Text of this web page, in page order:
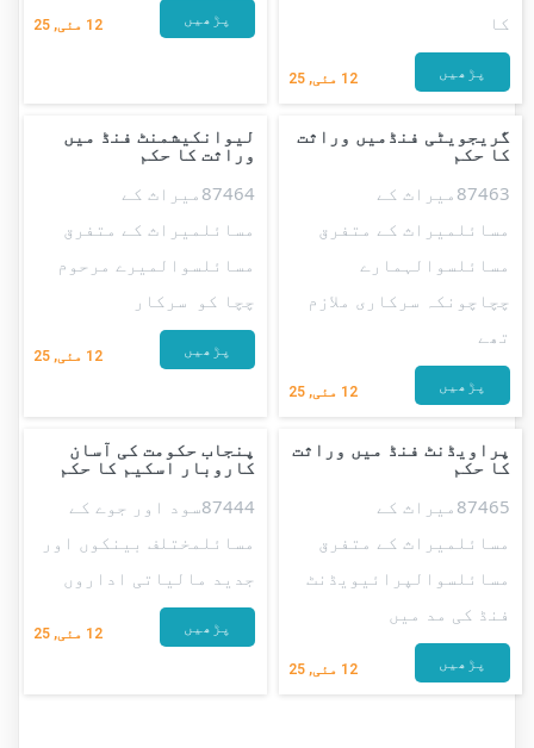
12 مئی, 25
کا
پڑھیں
12 مئی, 25 پڑھیں
گریجویٹی فنڈمیں وراثت
کا حکم
12 مئی, 25
87463میراث کے
مسائلمیراث کے متفرق
مسائلسوالہمارے
چچاچونکہ سرکاری ملازم
تھے
پڑھیں
لیوانکیشمنٹ فنڈ میں
وراثت کا حکم
12 مئی, 25
87464میراث کے
مسائلمیراث کے متفرق
مسائلسوالمیرے مرحوم
چچا کو سرکار
پڑھیں
پراویڈنٹ فنڈ میں وراثت
کا حکم
12 مئی, 25
87465میراث کے
مسائلمیراث کے متفرق
مسائلسوالپرائیویڈنٹ
فنڈ کی مد میں
پڑھیں
پنجاب حکومت کی آسان
کاروبار اسکیم کا حکم
12 مئی, 25
87444سود اور جوے کے
مسائلمختلف بینکوں اور
جدید مالیاتی اداروں
پڑھیں